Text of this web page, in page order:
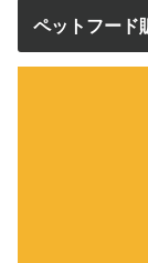
ペットフード